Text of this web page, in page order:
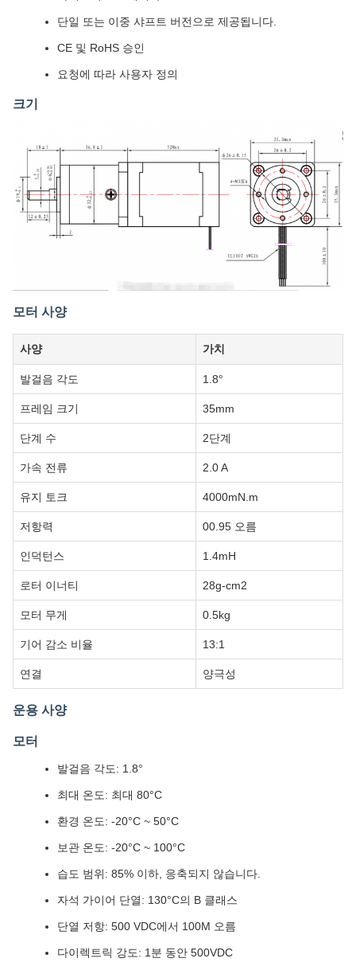
단일 또는 이중 샤프트 버전으로 제공됩니다.
CE 및 RoHS 승인
요청에 따라 사용자 정의
크기
모터 사양
사양 가치
발걸음 각도 1.8°
프레임 크기 35mm
단계 수 2단계
가속 전류 2.0 A
유지 토크 4000mN.m
저항력 00.95 오름
인덕턴스 1.4mH
로터 이너티 28g-cm2
모터 무게 0.5kg
기어 감소 비율 13:1
연결 양극성
운용 사양
모터
발걸음 각도: 1.8°
최대 온도: 최대 80°C
환경 온도: -20°C ~ 50°C
보관 온도: -20°C ~ 100°C
습도 범위: 85% 이하, 응축되지 않습니다.
자석 가이어 단열: 130°C의 B 클래스
단열 저항: 500 VDC에서 100M 오름
다이렉트릭 강도: 1분 동안 500VDC